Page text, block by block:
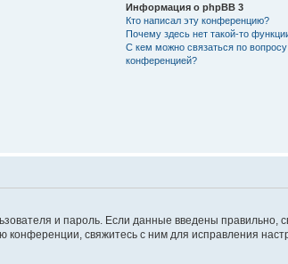
Информация о phpBB 3
Кто написал эту конференцию?
Почему здесь нет такой-то
С кем можно связаться по
конференцией?
и пароль. Если данные введены
свяжитесь с ним для исправления